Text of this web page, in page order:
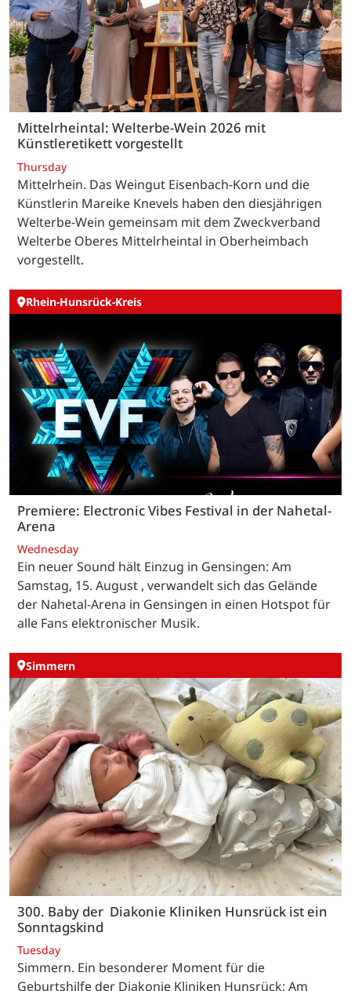
Mittelrheintal: Welterbe-Wein 2026 mit
Künstleretikett vorgestellt
Thursday
Mittelrhein. Das Weingut Eisenbach-Korn und die
Künstlerin Mareike Knevels haben den diesjährigen
Welterbe-Wein gemeinsam mit dem Zweckverband
Welterbe Oberes Mittelrheintal in Oberheimbach
vorgestellt.
Rhein-Hunsrück-Kreis
Premiere: Electronic Vibes Festival in der Nahetal-
Arena
Wednesday
Ein neuer Sound hält Einzug in Gensingen: Am
Samstag, 15. August , verwandelt sich das Gelände
der Nahetal-Arena in Gensingen in einen Hotspot für
alle Fans elektronischer Musik.
Simmern
300. Baby der Diakonie Kliniken Hunsrück ist ein
Sonntagskind
Tuesday
Simmern. Ein besonderer Moment für die
Geburtshilfe der Diakonie Kliniken Hunsrück: Am